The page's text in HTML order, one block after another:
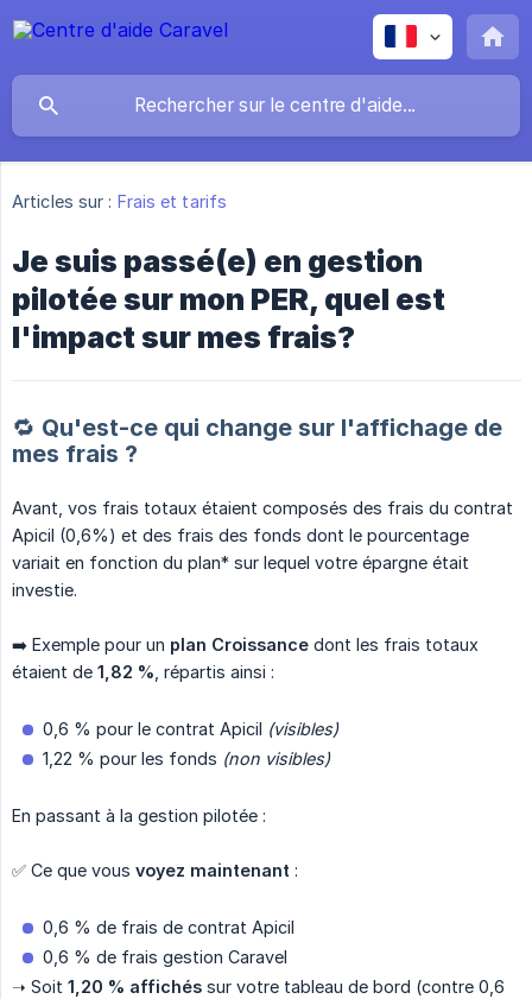
Articles sur : Frais et tarifs
Je suis passé(e) en gestion
pilotée sur mon PER, quel est
l'impact sur mes frais?
🔁 Qu'est-ce qui change sur l'affichage de
mes frais ?
Avant, vos frais totaux étaient composés des frais du contrat
Apicil (0,6%) et des frais des fonds dont le pourcentage
variait en fonction du plan* sur lequel votre épargne était
investie.
➡️ Exemple pour un plan Croissance dont les frais totaux
étaient de 1,82 % , répartis ainsi :
0,6 % pour le contrat Apicil (visibles)
1,22 % pour les fonds (non visibles)
En passant à la gestion pilotée :
✅ Ce que vous voyez maintenant :
0,6 % de frais de contrat Apicil
0,6 % de frais gestion Caravel
➝ Soit 1,20 % affichés sur votre tableau de bord (contre 0,6